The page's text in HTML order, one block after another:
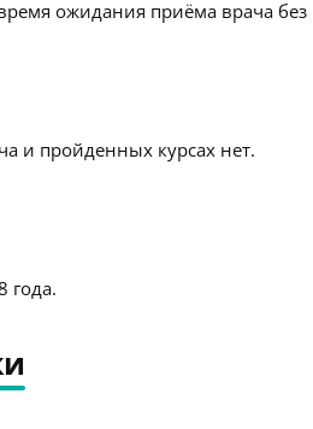
ожидания приёма врача без
и пройденных курсах нет.
года.